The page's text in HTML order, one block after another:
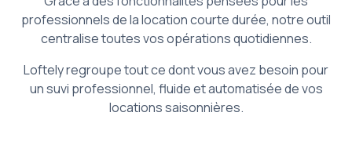
professionnels de la location courte durée, notre outil
centralise toutes vos opérations quotidiennes.
Loftely regroupe tout ce dont vous avez besoin pour
un suvi professionnel, fluide et automatisée de vos
locations saisonnières.